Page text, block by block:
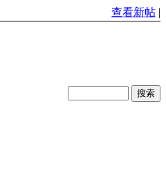
查看新帖 |